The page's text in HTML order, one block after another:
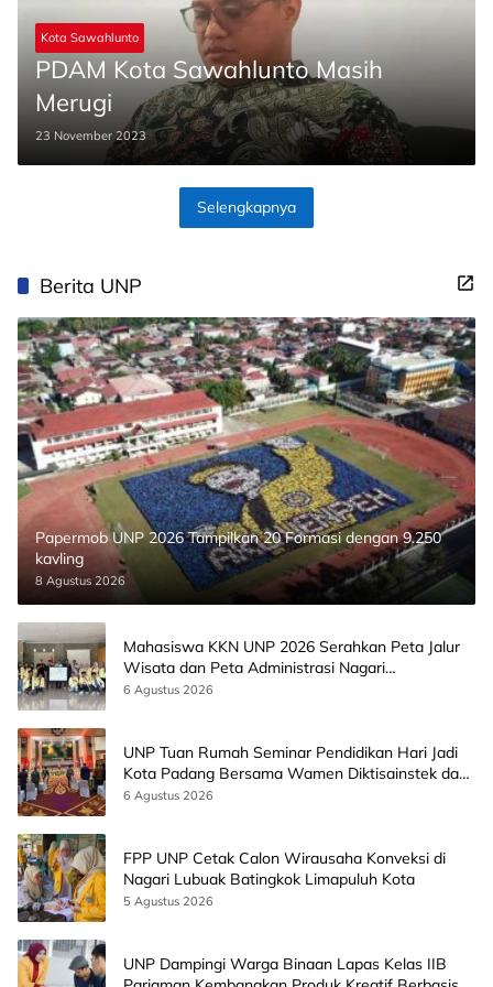
Kota Sawahlunto
PDAM Kota Sawahlunto Masih
Merugi
23 November 2023
Selengkapnya
Berita UNP
Papermob UNP 2026 Tampilkan 20 Formasi dengan 9.250
kavling
8 Agustus 2026
Mahasiswa KKN UNP 2026 Serahkan Peta Jalur
Wisata dan Peta Administrasi Nagari
Paninggahan
6 Agustus 2026
UNP Tuan Rumah Seminar Pendidikan Hari Jadi
Kota Padang Bersama Wamen Diktisainstek dan
CEO EMGS Malaysia
6 Agustus 2026
FPP UNP Cetak Calon Wirausaha Konveksi di
Nagari Lubuak Batingkok Limapuluh Kota
5 Agustus 2026
UNP Dampingi Warga Binaan Lapas Kelas IIB